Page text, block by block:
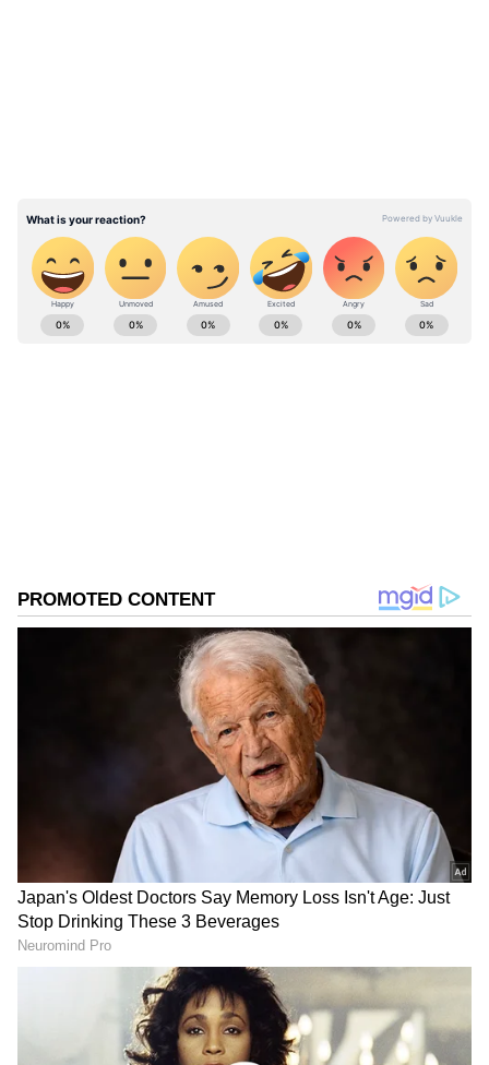
ప్రారంభ జీవితం
ABOUT THE AUTHOR
DOWNLOAD APP